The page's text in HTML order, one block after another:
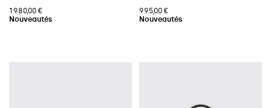
1 980,00 € 995,00 €